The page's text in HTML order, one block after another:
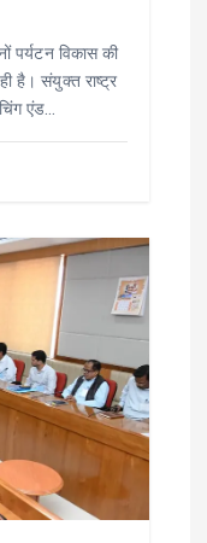
पर्यटन विकास की
है। संयुक्त राष्ट्र
एंड…